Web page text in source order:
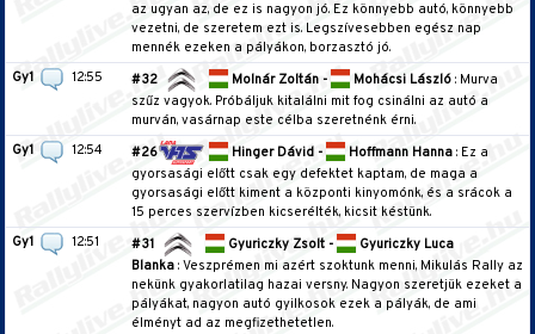
az ugyan az, de ez is nagyon jó. Ez könnyebb autó, könnyebb
vezetni, de szeretem ezt is. Legszívesebben egész nap
mennék ezeken a pályákon, borzasztó jó.
Gy1
12:55 #32 Molnár Zoltán - Mohácsi László: Murva
szűz vagyok. Próbáljuk kitalálni mit fog csinálni az autó a
murván, vasárnap este célba szeretnénk érni.
Gy1
12:54 #26 Hinger Dávid - Hoffmann Hanna: Ez a
gyorsasági előtt csak egy defektet kaptam, de maga a
gyorsasági előtt kiment a központi kinyomónk, és a srácok a
15 perces szervízben kicserélték, kicsit késtünk.
Gy1
12:51 #31 Gyuriczky Zsolt -
Gyuriczky Luca
Blanka: Veszprémen mi azért szoktunk menni, Mikulás Rally az
nekünk gyakorlatilag hazai versny. Nagyon szeretjük ezeket a
pályákat, nagyon autó gyilkosok ezek a pályák, de ami
élményt ad az megfizethetetlen.